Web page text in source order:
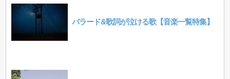
バラード&歌詞が泣ける歌【音楽一覧特集】